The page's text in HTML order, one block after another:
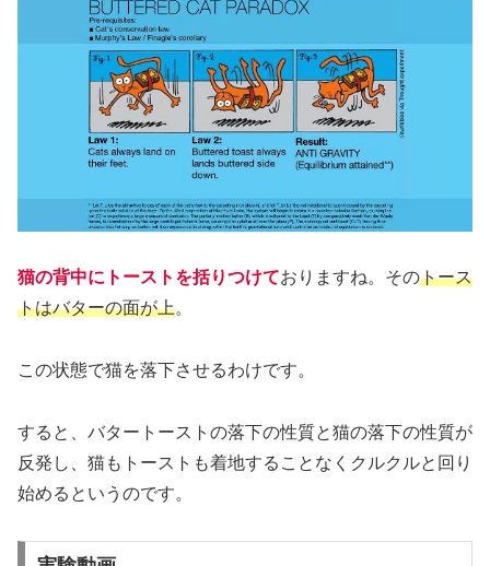
猫の背中にトーストを括りつけておりますね。そのトース
トはバターの面が上。
この状態で猫を落下させるわけです。
すると、バタートーストの落下の性質と猫の落下の性質が
反発し、猫もトーストも着地することなくクルクルと回り
始めるというのです。